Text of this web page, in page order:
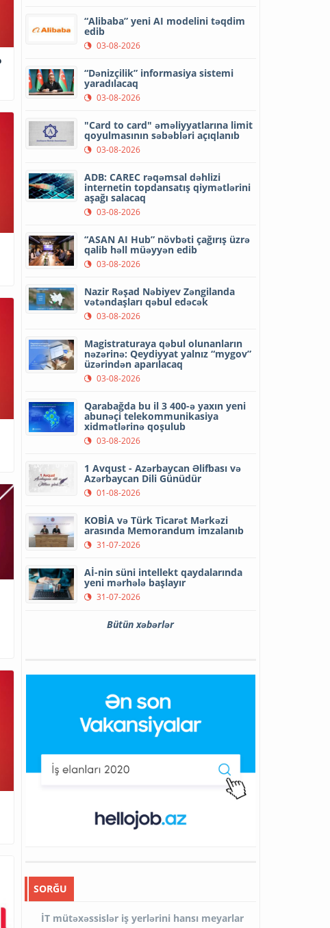
“Alibaba” yeni AI modelini təqdim
edib
03-08-2026
“Dənizçilik” informasiya sistemi
yaradılacaq
03-08-2026
"Card to card" əməliyyatlarına limit
qoyulmasının səbəbləri açıqlanıb
03-08-2026
ADB: CAREC rəqəmsal dəhlizi
internetin topdansatış qiymətlərini
aşağı salacaq
03-08-2026
“ASAN AI Hub” növbəti çağırış üzrə
qalib həll müəyyən edib
03-08-2026
Nazir Rəşad Nəbiyev Zəngilanda
vətəndaşları qəbul edəcək
03-08-2026
Magistraturaya qəbul olunanların
nəzərinə: Qeydiyyat yalnız “mygov”
üzərindən aparılacaq
03-08-2026
Qarabağda bu il 3 400-ə yaxın yeni
abunəçi telekommunikasiya
xidmətlərinə qoşulub
03-08-2026
1 Avqust - Azərbaycan Əlifbası və
Azərbaycan Dili Günüdür
01-08-2026
KOBİA və Türk Ticarət Mərkəzi
arasında Memorandum imzalanıb
31-07-2026
Aİ-nin süni intellekt qaydalarında
yeni mərhələ başlayır
31-07-2026
Bütün xəbərlər
SORĞU
İT mütəxəssislər iş yerlərini hansı meyarlar